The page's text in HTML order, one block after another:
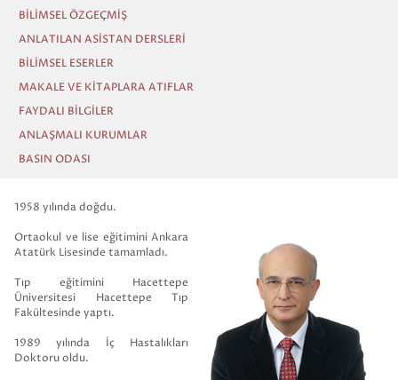
BİLİMSEL ÖZGEÇMİŞ
ANLATILAN ASİSTAN DERSLERİ
BİLİMSEL ESERLER
MAKALE VE KİTAPLARA ATIFLAR
FAYDALI BİLGİLER
ANLAŞMALI KURUMLAR
BASIN ODASI
1958 yılında doğdu.
Ortaokul ve lise eğitimini Ankara
Atatürk Lisesinde tamamladı.
Tıp eğitimini Hacettepe
Üniversitesi Hacettepe Tıp
Fakültesinde yaptı.
1989 yılında İç Hastalıkları
Doktoru oldu.